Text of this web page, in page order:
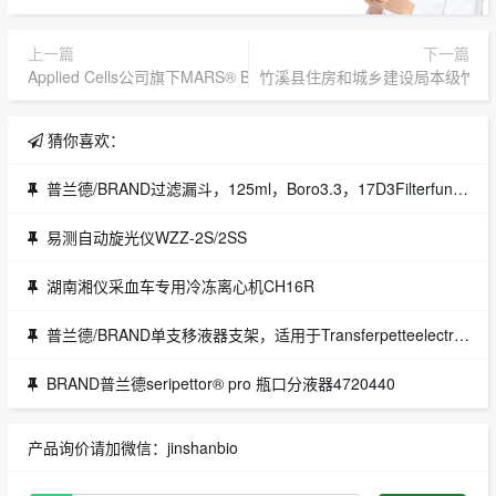
上一篇
Applied Cells公司旗下MARS® Bar, Applied Cells, Inc. 细胞分选系统
下一篇
竹溪县住房和城乡建设局本级竹
猜你喜欢：
普兰德/BRAND过滤漏斗，125ml，Boro3.3，17D3Filterfunnel,125ml,Boro3.3,17D3货号：BRAND465423品牌：BRAND
易测自动旋光仪WZZ-2S/2SS
湖南湘仪采血车专用冷冻离心机CH16R
普兰德/BRAND单支移液器支架，适用于Transferpetteelectronic电子移液器IndividualstandforpipetteTransferpetteelectronic货号：BRAND705385品牌：BRAND
BRAND普兰德seripettor® pro 瓶口分液器4720440
产品询价请加微信：jinshanbio